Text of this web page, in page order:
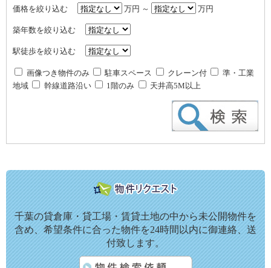
価格を絞り込む 万円 ～ 万円
築年数を絞り込む
駅徒歩を絞り込む
画像つき物件のみ 駐車スペース クレーン付
準・工業
地域
幹線道路沿い 1階のみ 天井高5M以上
千葉の貸倉庫・貸工場・賃貸土地の中から未公開物件を
含め、希望条件に合った物件を24時間以内に御連絡、送
付致します。